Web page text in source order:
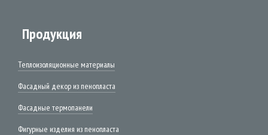
Продукция
Теплоизоляционные материалы
Фасадный декор из пенопласта
Фасадные термопанели
Фигурные изделия из пенопласта